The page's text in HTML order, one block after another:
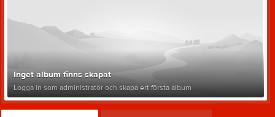
Inget album finns skapat
Logga in som administratör och skapa ert första album